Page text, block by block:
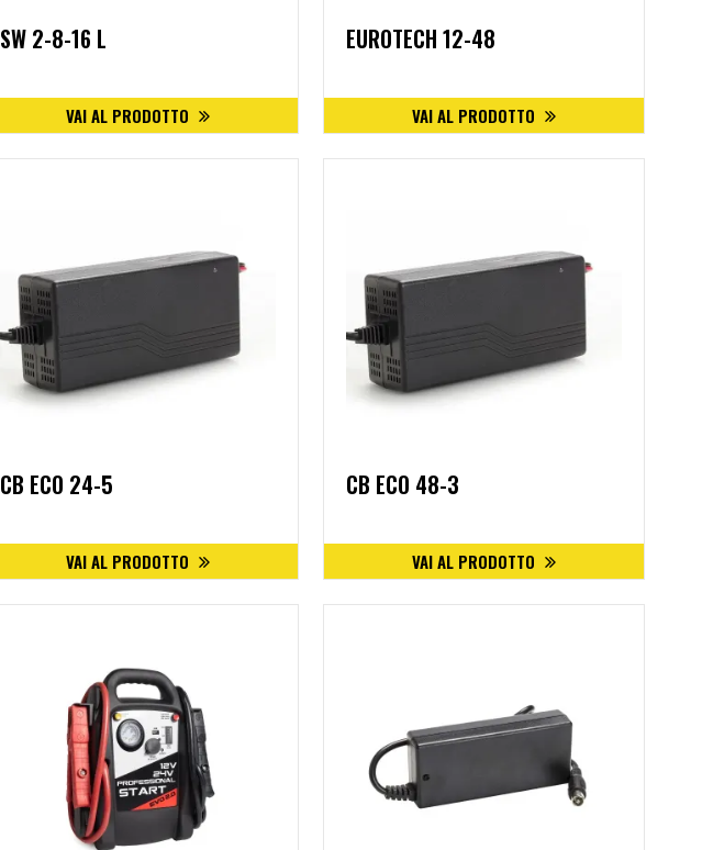
SW 2-8-16 L
VAI AL PRODOTTO
EUROTECH 12-48
VAI AL PRODOTTO
CB ECO 24-5
VAI AL PRODOTTO
CB ECO 48-3
VAI AL PRODOTTO